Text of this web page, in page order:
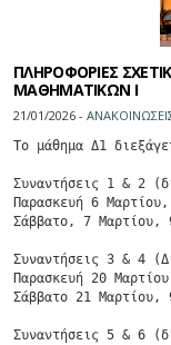
ΠΛΗΡΟΦΟΡΙΕΣ
ΜΑΘΗΜΑΤΙΚΩΝ Ι
21/01/2026 -
Το μάθημα Δ1
Συναντήσεις 1 & 2
Παρασκευή 6
Σάββατο, 7 Μαρτίου,
Συναντήσεις 3 & 4
Παρασκευή 20
Σάββατο 21 Μαρτίου,
Συναντήσεις 5 & 6